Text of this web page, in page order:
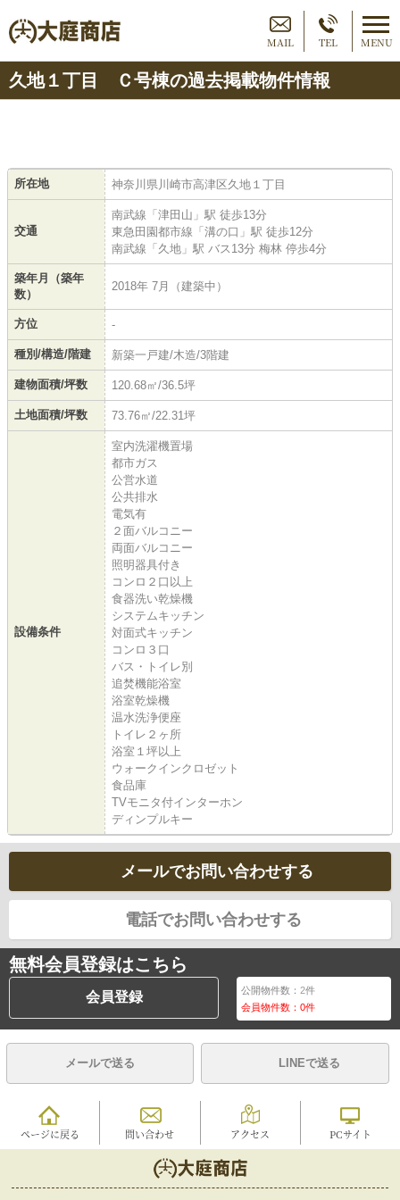
MAIL TEL MENU
久地１丁目 Ｃ号棟の過去掲載物件情報
所在地 神奈川県川崎市高津区久地１丁目
交通
南武線「津田山」駅 徒歩13分
東急田園都市線「溝の口」駅 徒歩12分
南武線「久地」駅 バス13分 梅林 停歩4分
築年月（築年
数）
2018年 7月（建築中）
方位 -
種別/構造/階建 新築一戸建/木造/3階建
建物面積/坪数 120.68㎡/36.5坪
土地面積/坪数 73.76㎡/22.31坪
設備条件
室内洗濯機置場
都市ガス
公営水道
公共排水
電気有
２面バルコニー
両面バルコニー
照明器具付き
コンロ２口以上
食器洗い乾燥機
システムキッチン
対面式キッチン
コンロ３口
バス・トイレ別
追焚機能浴室
浴室乾燥機
温水洗浄便座
トイレ２ヶ所
浴室１坪以上
ウォークインクロゼット
食品庫
TVモニタ付インターホン
ディンプルキー
メールでお問い合わせする
電話でお問い合わせする
無料会員登録はこちら
会員登録 公開物件数：2件
会員物件数：0件
メールで送る LINEで送る
ページに戻る 問い合わせ アクセス PCサイト